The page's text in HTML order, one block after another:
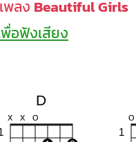
พลง Beautiful Girls
อฟังเสียง
D
X X O O
1